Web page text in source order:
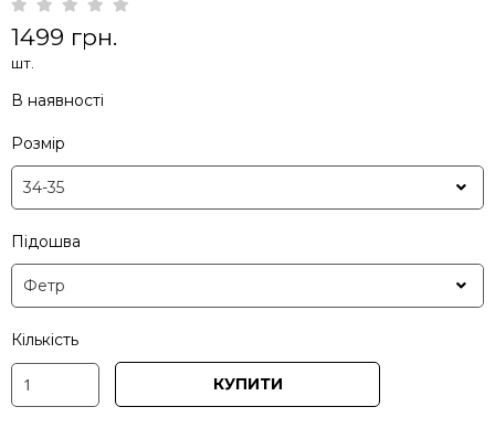
1499 грн.
шт.
В наявності
Розмір
Підошва
Кількість
КУПИТИ